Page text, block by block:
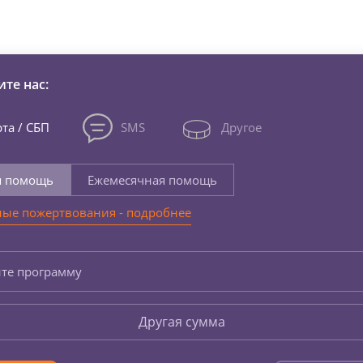
нас:
/ СБП SMS Другое
помощь
Ежемесячная помощь
пожертвования - подробнее
программу
Другая сумма